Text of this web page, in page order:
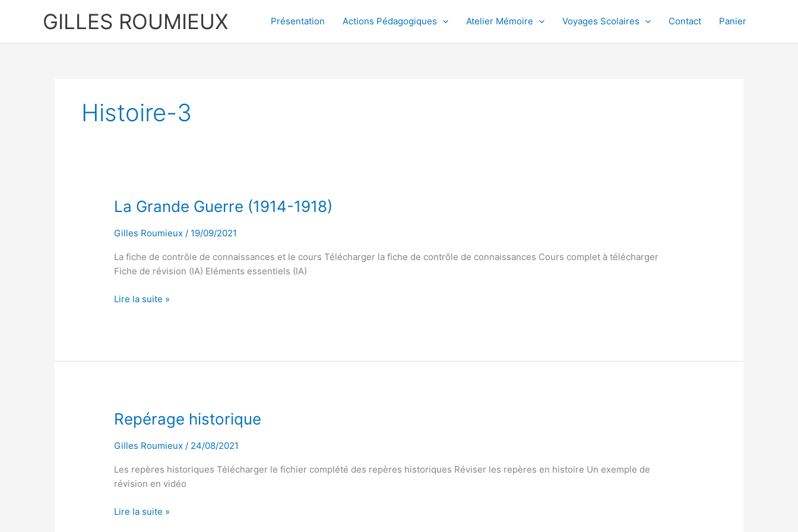
GILLES ROUMIEUX Présentation Actions Pédagogiques Atelier Mémoire Voyages Scolaires Contact Panier
Histoire-3
La Grande Guerre (1914-1918)
Gilles Roumieux/ 19/09/2021
La fiche de contrôle de connaissances et le cours Télécharger la fiche de contrôle de connaissances Cours complet à télécharger
Fiche de révision (IA) Eléments essentiels (IA)
La
Guerre
1918)
Lire la suite »
Repérage historique
Gilles Roumieux/ 24/08/2021
Les repères historiques Télécharger le fichier complété des repères historiques Réviser les repères en histoire Un exemple de
révision en vidéo
Repérage
historique
Lire la suite »